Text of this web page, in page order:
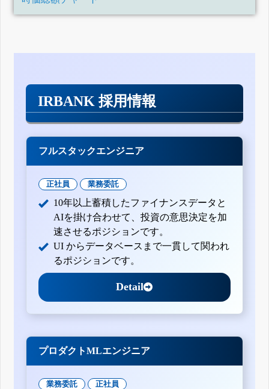
IRBANK 採用情報
フルスタックエンジニア
正社員 業務委託
10年以上蓄積したファイナンスデータと
AIを掛け合わせて、投資の意思決定を加
速させるポジションです。
UI からデータベースまで一貫して関われ
るポジションです。
Detail
プロダクトMLエンジニア
業務委託 正社員